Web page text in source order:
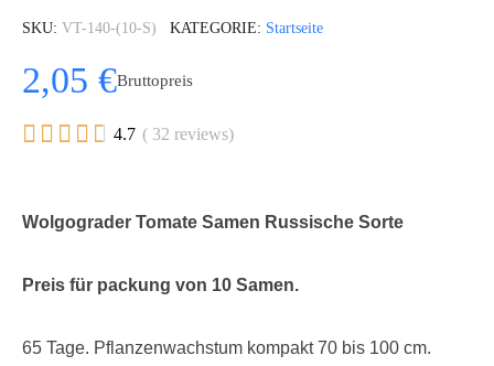
SKU VT-140-(10-S) KATEGORIE Startseite
2,05 €Bruttopreis
     4.7 ( 32 reviews)
Wolgograder Tomate Samen Russische Sorte
Preis für packung von 10 Samen.
65 Tage. Pflanzenwachstum kompakt 70 bis 100 cm.